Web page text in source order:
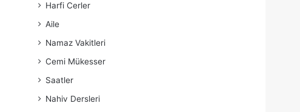
Harfi Cerler
Aile
Namaz Vakitleri
Cemi Mükesser
Saatler
Nahiv Dersleri